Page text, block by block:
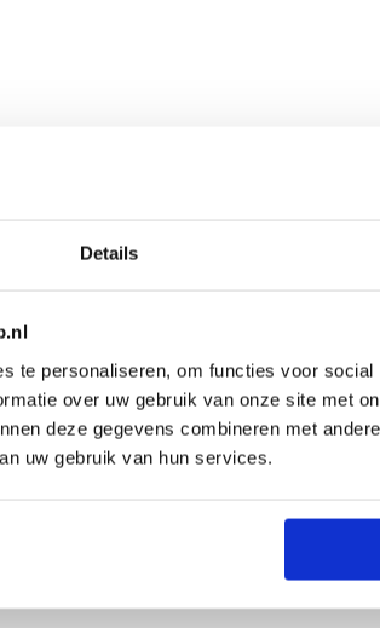
Details
te personaliseren, om functies voor
over uw gebruik van onze site met
deze gegevens combineren met
uw gebruik van hun services.